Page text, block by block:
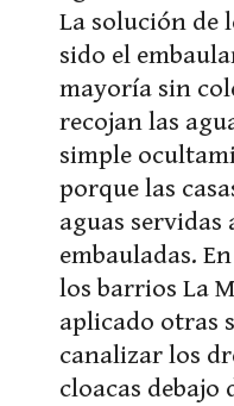
La solución de
sido el
mayoría sin
recojan las
simple
porque las
aguas servidas
embauladas.
los barrios La
aplicado otras
canalizar los
cloacas debajo